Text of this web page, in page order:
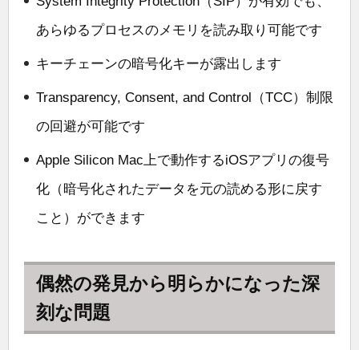
あらゆるプロセスのメモリを読み取り可能です
キーチェーンの暗号化キーが露出します
Transparency, Consent, and Control（TCC）制限
の回避が可能です
Apple Silicon Mac上で動作するiOSアプリの復号
化（暗号化されたデータを元の読める形に戻す
こと）ができます
偶然の発見から明らかになった深
刻な問題